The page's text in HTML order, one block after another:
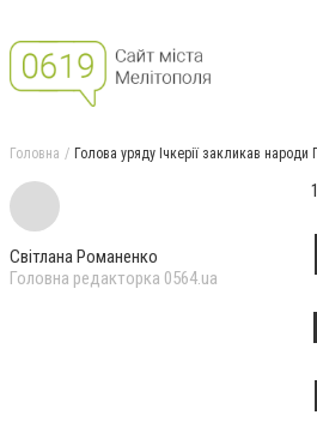
Головна Голова уряду Ічкерії закликав народи
Світлана Романенко
Головна редакторка 0564.ua